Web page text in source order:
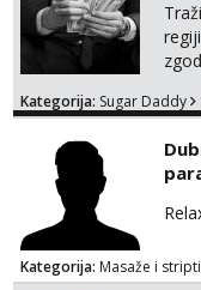
Kategorija: Sugar Daddy
Kategorija: Masaže i